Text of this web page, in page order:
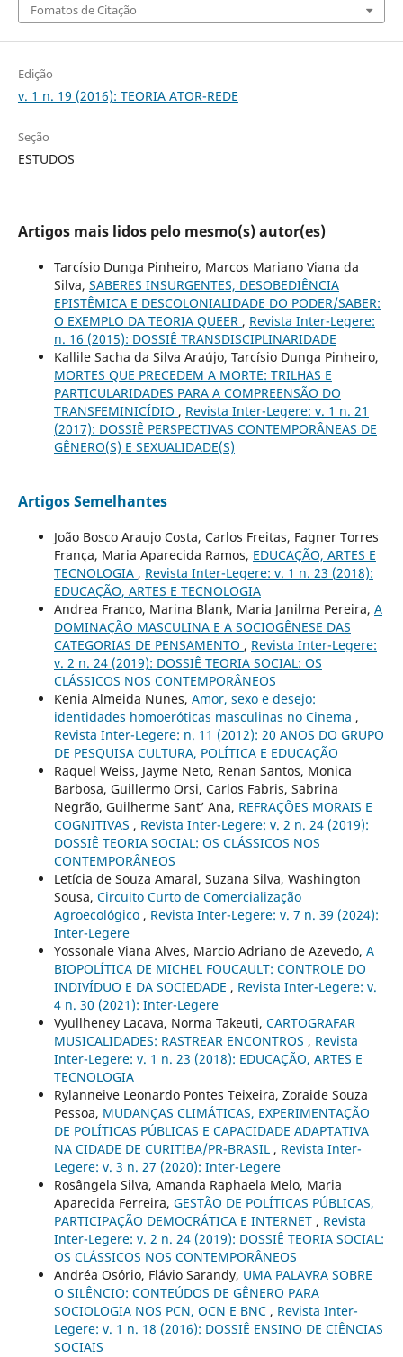
Fomatos de Citação
Edição
v. 1 n. 19 (2016): TEORIA ATOR-REDE
Seção
ESTUDOS
Artigos mais lidos pelo mesmo(s) autor(es)
Tarcísio Dunga Pinheiro, Marcos Mariano Viana da
Silva, SABERES INSURGENTES, DESOBEDIÊNCIA
EPISTÊMICA E DESCOLONIALIDADE DO PODER/SABER:
O EXEMPLO DA TEORIA QUEER , Revista Inter-Legere:
n. 16 (2015): DOSSIÊ TRANSDISCIPLINARIDADE
Kallile Sacha da Silva Araújo, Tarcísio Dunga Pinheiro,
MORTES QUE PRECEDEM A MORTE: TRILHAS E
PARTICULARIDADES PARA A COMPREENSÃO DO
TRANSFEMINICÍDIO , Revista Inter-Legere: v. 1 n. 21
(2017): DOSSIÊ PERSPECTIVAS CONTEMPORÂNEAS DE
GÊNERO(S) E SEXUALIDADE(S)
Artigos Semelhantes
João Bosco Araujo Costa, Carlos Freitas, Fagner Torres
França, Maria Aparecida Ramos, EDUCAÇÃO, ARTES E
TECNOLOGIA , Revista Inter-Legere: v. 1 n. 23 (2018):
EDUCAÇÃO, ARTES E TECNOLOGIA
Andrea Franco, Marina Blank, Maria Janilma Pereira, A
DOMINAÇÃO MASCULINA E A SOCIOGÊNESE DAS
CATEGORIAS DE PENSAMENTO , Revista Inter-Legere:
v. 2 n. 24 (2019): DOSSIÊ TEORIA SOCIAL: OS
CLÁSSICOS NOS CONTEMPORÂNEOS
Kenia Almeida Nunes, Amor, sexo e desejo:
identidades homoeróticas masculinas no Cinema ,
Revista Inter-Legere: n. 11 (2012): 20 ANOS DO GRUPO
DE PESQUISA CULTURA, POLÍTICA E EDUCAÇÃO
Raquel Weiss, Jayme Neto, Renan Santos, Monica
Barbosa, Guillermo Orsi, Carlos Fabris, Sabrina
Negrão, Guilherme Sant’ Ana, REFRAÇÕES MORAIS E
COGNITIVAS , Revista Inter-Legere: v. 2 n. 24 (2019):
DOSSIÊ TEORIA SOCIAL: OS CLÁSSICOS NOS
CONTEMPORÂNEOS
Letícia de Souza Amaral, Suzana Silva, Washington
Sousa, Circuito Curto de Comercialização
Agroecológico , Revista Inter-Legere: v. 7 n. 39 (2024):
Inter-Legere
Yossonale Viana Alves, Marcio Adriano de Azevedo, A
BIOPOLÍTICA DE MICHEL FOUCAULT: CONTROLE DO
INDIVÍDUO E DA SOCIEDADE , Revista Inter-Legere: v.
4 n. 30 (2021): Inter-Legere
Vyullheney Lacava, Norma Takeuti, CARTOGRAFAR
MUSICALIDADES: RASTREAR ENCONTROS , Revista
Inter-Legere: v. 1 n. 23 (2018): EDUCAÇÃO, ARTES E
TECNOLOGIA
Rylanneive Leonardo Pontes Teixeira, Zoraide Souza
Pessoa, MUDANÇAS CLIMÁTICAS, EXPERIMENTAÇÃO
DE POLÍTICAS PÚBLICAS E CAPACIDADE ADAPTATIVA
NA CIDADE DE CURITIBA/PR-BRASIL , Revista Inter-
Legere: v. 3 n. 27 (2020): Inter-Legere
Rosângela Silva, Amanda Raphaela Melo, Maria
Aparecida Ferreira, GESTÃO DE POLÍTICAS PÚBLICAS,
PARTICIPAÇÃO DEMOCRÁTICA E INTERNET , Revista
Inter-Legere: v. 2 n. 24 (2019): DOSSIÊ TEORIA SOCIAL:
OS CLÁSSICOS NOS CONTEMPORÂNEOS
Andréa Osório, Flávio Sarandy, UMA PALAVRA SOBRE
O SILÊNCIO: CONTEÚDOS DE GÊNERO PARA
SOCIOLOGIA NOS PCN, OCN E BNC , Revista Inter-
Legere: v. 1 n. 18 (2016): DOSSIÊ ENSINO DE CIÊNCIAS
SOCIAIS